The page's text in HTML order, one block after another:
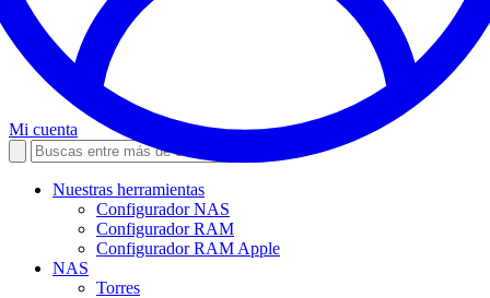
Mi cuenta
Nuestras herramientas
Configurador NAS
Configurador RAM
Configurador RAM Apple
NAS
Torres